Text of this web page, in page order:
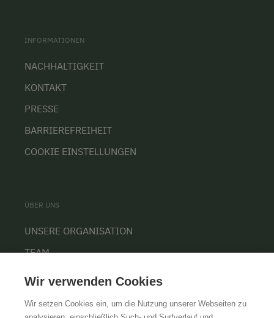
INFORMATIONEN
NACHHALTIGKEIT
KONTAKT
PRESSE
BARRIEREFREIHEIT
COOKIE EINSTELLUNGEN
ÜBER UNS
UNSERE ORGANISATION
TEAM
Wir verwenden Cookies
Wir setzen Cookies ein, um die Nutzung unserer Webseiten zu